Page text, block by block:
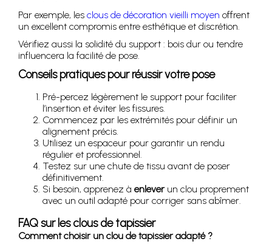
Par exemple, les clous de décoration vieilli moyen offrent
un excellent compromis entre esthétique et discrétion.
Vérifiez aussi la solidité du support : bois dur ou tendre
influencera la facilité de pose.
Conseils pratiques pour réussir votre pose
Pré-percez légèrement le support pour faciliter
l’insertion et éviter les fissures.
Commencez par les extrémités pour définir un
alignement précis.
Utilisez un espaceur pour garantir un rendu
régulier et professionnel.
Testez sur une chute de tissu avant de poser
définitivement.
Si besoin, apprenez à enleverun clou proprement
avec un outil adapté pour corriger sans abîmer.
FAQ sur les clous de tapissier
Comment choisir un clou de tapissier adapté ?